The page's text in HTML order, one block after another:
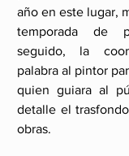
año en este lugar,
temporada de
seguido, la
palabra al pintor
quien guiara al
detalle el
obras.